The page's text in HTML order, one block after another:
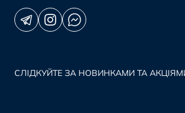
СЛІДКУЙТЕ ЗА НОВИНКАМИ ТА